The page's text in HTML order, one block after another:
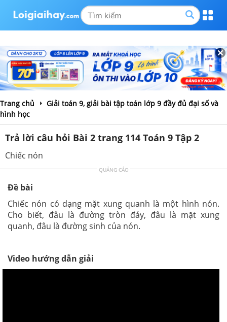
Trang chủ
Giải toán 9, giải bài tập toán lớp 9 đầy đủ đại số và
hình học
Trả lời câu hỏi Bài 2 trang 114 Toán 9 Tập 2
Chiếc nón
QUẢNG CÁO
Đề bài
Chiếc nón có dạng mặt xung quanh là một hình nón.
Cho biết, đâu là đường tròn đáy, đâu là mặt xung
quanh, đâu là đường sinh của nón.
Video hướng dẫn giải